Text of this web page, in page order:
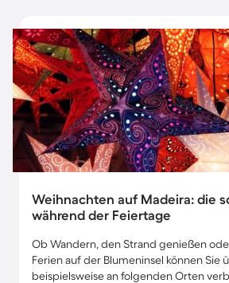
Weihnachten auf Madeira: die
während der Feiertage
Ob Wandern, den Strand genießen
Ferien auf der Blumeninsel können Sie
beispielsweise an folgenden Orten